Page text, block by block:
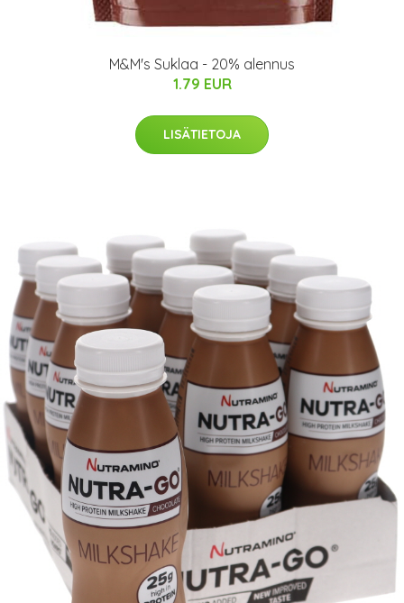
M&M's Suklaa - 20% alennus
1.79 EUR
LISÄTIETOJA